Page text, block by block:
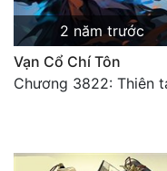
Vô Địch Lưu
Xây Dựng Thế Lực
Đam Mỹ
Đẹp Hiệp
2 năm trước
Vạn Cổ Chí Tôn